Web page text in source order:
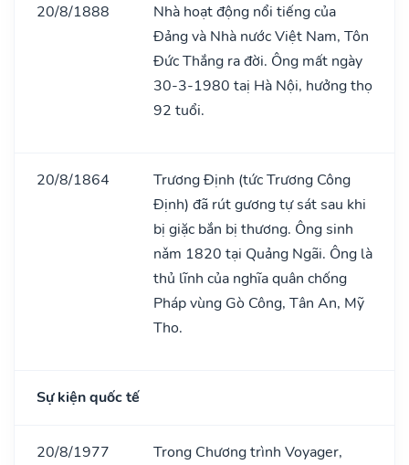
20/8/1888
Nhà hoạt động nổi tiếng của
Đảng và Nhà nước Việt Nam, Tôn
Đức Thắng ra đời. Ông mất ngày
30-3-1980 taị Hà Nội, hưởng thọ
92 tuổi.
20/8/1864
Trương Định (tức Trương Công
Định) đã rút gương tự sát sau khi
bị giặc bắn bị thương. Ông sinh
nǎm 1820 tại Quảng Ngãi. Ông là
thủ lĩnh của nghĩa quân chống
Pháp vùng Gò Công, Tân An, Mỹ
Tho.
Sự kiện quốc tế
20/8/1977
Trong Chương trình Voyager,